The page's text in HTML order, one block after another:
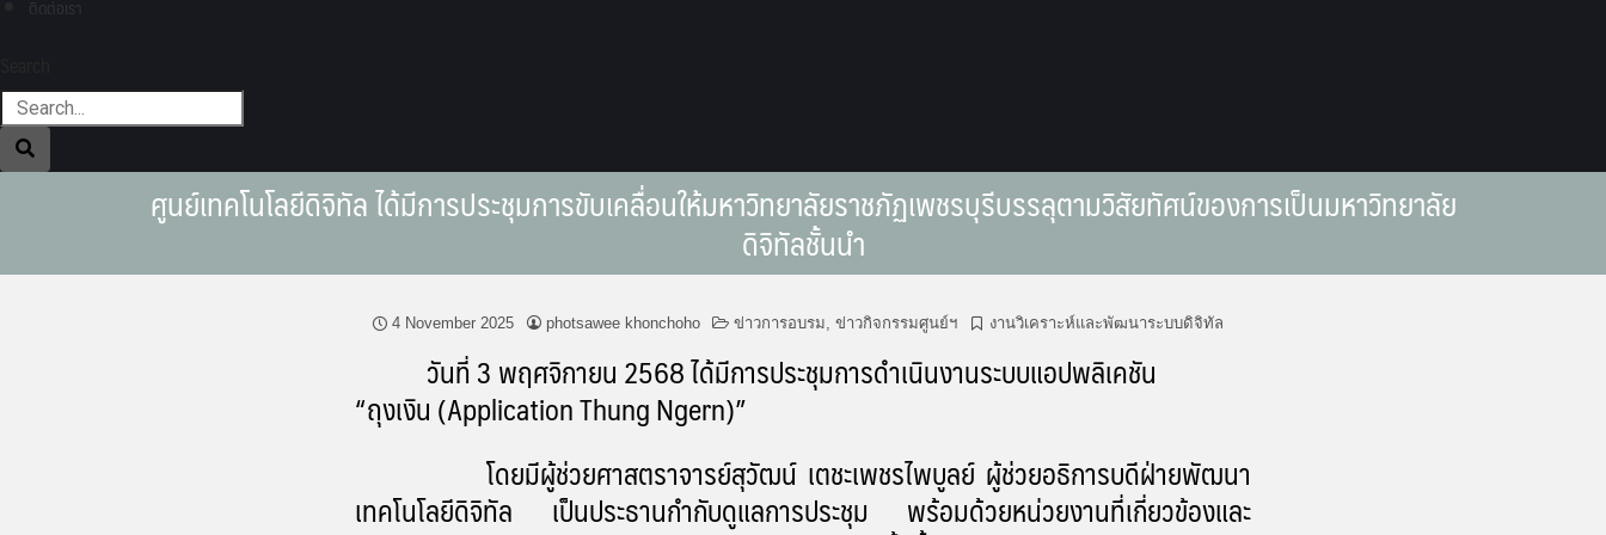
ติดต่อเรา
ศูนย์เทคโนโลยีดิจิทัล ได้มีการประชุมการขับเคลื่อนให้มหาวิทยาลัยราชภัฏเพชรบุรีบรรลุตามวิสัยทัศน์ของการเป็นมหาวิทยาลัย
ดิจิทัลชั้นนำ
4 November 2025 photsawee khonchoho ข่าวการอบรม, ข่าวกิจกรรมศูนย์ฯ งานวิเคราะห์และพัฒนาระบบดิจิทัล
วันที่ 3 พฤศจิกายน 2568 ได้มีการประชุมการดำเนินงานระบบแอปพลิเคชัน
“ถุงเงิน (Application Thung Ngern)”
โดยมีผู้ช่วยศาสตราจารย์สุวัฒน์ เตชะเพชรไพบูลย์ ผู้ช่วยอธิการบดีฝ่ายพัฒนา
เทคโนโลยีดิจิทัล เป็นประธานกำกับดูแลการประชุม พร้อมด้วยหน่วยงานที่เกี่ยวข้องและ